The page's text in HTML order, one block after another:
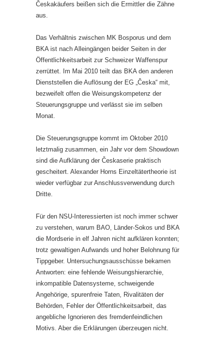
Českakäufers beißen sich die Ermittler die Zähne
aus.
Das Verhältnis zwischen MK Bosporus und dem
BKA ist nach Alleingängen beider Seiten in der
Öffentlichkeitsarbeit zur Schweizer Waffenspur
zerrüttet. Im Mai 2010 teilt das BKA den anderen
Dienststellen die Auflösung der EG „Česka“ mit,
bezweifelt offen die Weisungskompetenz der
Steuerungsgruppe und verlässt sie im selben
Monat.
Die Steuerungsgruppe kommt im Oktober 2010
letztmalig zusammen, ein Jahr vor dem Showdown
sind die Aufklärung der Českaserie praktisch
gescheitert. Alexander Horns Einzeltätertheorie ist
wieder verfügbar zur Anschlussverwendung durch
Dritte.
Für den NSU-Interessierten ist noch immer schwer
zu verstehen, warum BAO, Länder-Sokos und BKA
die Mordserie in elf Jahren nicht aufklären konnten;
trotz gewaltigen Aufwands und hoher Belohnung für
Tippgeber. Untersuchungsausschüsse bekamen
Antworten: eine fehlende Weisungshierarchie,
inkompatible Datensysteme, schweigende
Angehörige, spurenfreie Taten, Rivalitäten der
Behörden, Fehler der Öffentlichkeitsarbeit, das
angebliche Ignorieren des fremdenfeindlichen
Motivs. Aber die Erklärungen überzeugen nicht.